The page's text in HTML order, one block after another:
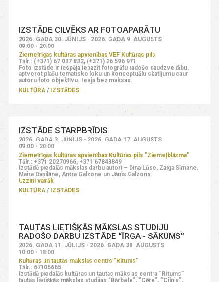
IZSTĀDE CILVĒKS AR FOTOAPARĀTU
2026. GADA 30. JŪNIJS - 2026. GADA 9. AUGUSTS
09:00 - 20:00
Ziemeļrīgas kultūras apvienības VEF Kultūras pils
Tālr.: (+371) 67 037 832, (+371) 26 596 971
Foto izstāde ir iespēja iepazīt fotogrāfu radošo daudzveidību,
aptverot plašu tematisko loku un konceptuālu skatījumu caur
autoru foto objektīvu. Ieeja bez maksas.
KULTŪRA
IZSTĀDES
IZSTĀDE STARPBRĪDIS
2026. GADA 3. JŪNIJS - 2026. GADA 17. AUGUSTS
09:00 - 20:00
Ziemeļrīgas kultūras apvienības Kultūras pils "Ziemeļblāzma"
Tālr.: +371 20270966, +371 67848849
Izstādē piedalās mākslas darbu autori – Dina Lūse, Zaiga Sīmane,
Maira Daņilāne, Antra Galzone un Jānis Galzons.
Uzzini vairāk
KULTŪRA
IZSTĀDES
TAUTAS LIETIŠĶĀS MĀKSLAS STUDIJU
RADOŠO DARBU IZSTĀDE “ĪRGA - SĀKUMS”
2026. GADA 11. JŪLIJS - 2026. GADA 30. AUGUSTS
10:00 - 18:00
Kultūras un tautas mākslas centrs "Ritums"
Tālr.: 67105665
Izstādē piedalās kultūras un tautas mākslas centra “Ritums”
tautas lietišķās mākslas studijas “Bārbele”, “Cēre”, “Cilnis”,